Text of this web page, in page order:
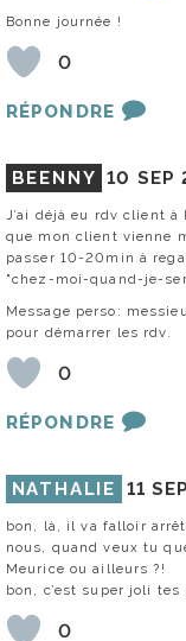
Bonne journée !
0
RÉPONDRE
BEENNY 10 SEP
J’ai déjà eu rdv client
que mon client vienne
passer 10-20min à
"chez-moi-quand-je-
Message perso:
pour démarrer les rdv.
0
RÉPONDRE
NATHALIE 11
bon, là, il va falloir
nous, quand veux tu
Meurice ou ailleurs ?!
bon, c’est super joli tes
0